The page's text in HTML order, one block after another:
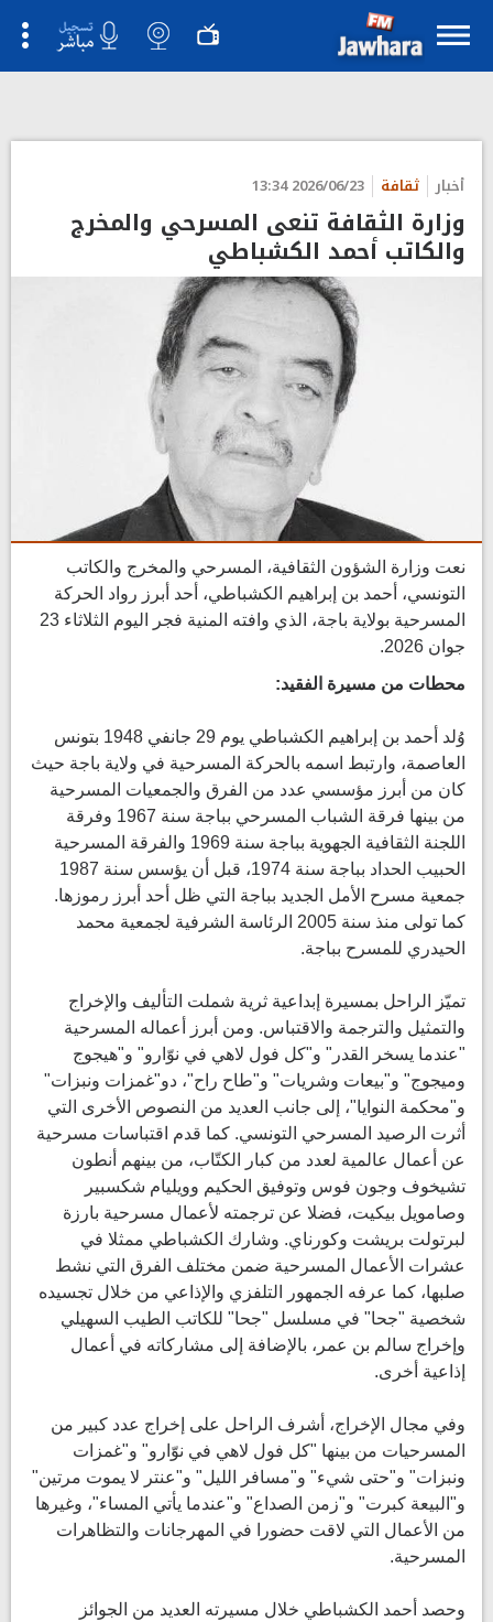
أخبار ثقافة 2026/06/23 13:34
وزارة الثقافة تنعى المسرحي والمخرج
والكاتب أحمد الكشباطي
نعت وزارة الشؤون الثقافية، المسرحي والمخرج والكاتب
التونسي، أحمد بن إبراهيم الكشباطي، أحد أبرز رواد الحركة
المسرحية بولاية باجة، الذي وافته المنية فجر اليوم الثلاثاء 23
جوان 2026.
محطات من مسيرة الفقيد:
وُلد أحمد بن إبراهيم الكشباطي يوم 29 جانفي 1948 بتونس
العاصمة، وارتبط اسمه بالحركة المسرحية في ولاية باجة حيث
كان من أبرز مؤسسي عدد من الفرق والجمعيات المسرحية
من بينها فرقة الشباب المسرحي بباجة سنة 1967 وفرقة
اللجنة الثقافية الجهوية بباجة سنة 1969 والفرقة المسرحية
الحبيب الحداد بباجة سنة 1974، قبل أن يؤسس سنة 1987
جمعية مسرح الأمل الجديد بباجة التي ظل أحد أبرز رموزها.
كما تولى منذ سنة 2005 الرئاسة الشرفية لجمعية محمد
الحيدري للمسرح بباجة.
تميّز الراحل بمسيرة إبداعية ثرية شملت التأليف والإخراج
والتمثيل والترجمة والاقتباس. ومن أبرز أعماله المسرحية
"عندما يسخر القدر" و"كل فول لاهي في نوّارو" و"هيجوج
وميجوج" و"بيعات وشريات" و"طاح راح"، دو"غمزات ونبزات"
و"محكمة النوايا"، إلى جانب العديد من النصوص الأخرى التي
أثرت الرصيد المسرحي التونسي. كما قدم اقتباسات مسرحية
عن أعمال عالمية لعدد من كبار الكتّاب، من بينهم أنطون
تشيخوف وجون فوس وتوفيق الحكيم وويليام شكسبير
وصامويل بيكيت، فضلا عن ترجمته لأعمال مسرحية بارزة
لبرتولت بريشت وكورناي. وشارك الكشباطي ممثلا في
عشرات الأعمال المسرحية ضمن مختلف الفرق التي نشط
صلبها، كما عرفه الجمهور التلفزي والإذاعي من خلال تجسيده
شخصية "جحا" في مسلسل "جحا" للكاتب الطيب السهيلي
وإخراج سالم بن عمر، بالإضافة إلى مشاركاته في أعمال
إذاعية أخرى.
وفي مجال الإخراج، أشرف الراحل على إخراج عدد كبير من
المسرحيات من بينها "كل فول لاهي في نوّارو" و"غمزات
ونبزات" و"حتى شيء" و"مسافر الليل" و"عنتر لا يموت مرتين"
و"البيعة كبرت" و"زمن الصداع" و"عندما يأتي المساء"، وغيرها
من الأعمال التي لاقت حضورا في المهرجانات والتظاهرات
المسرحية.
وحصد أحمد الكشباطي خلال مسيرته العديد من الجوائز